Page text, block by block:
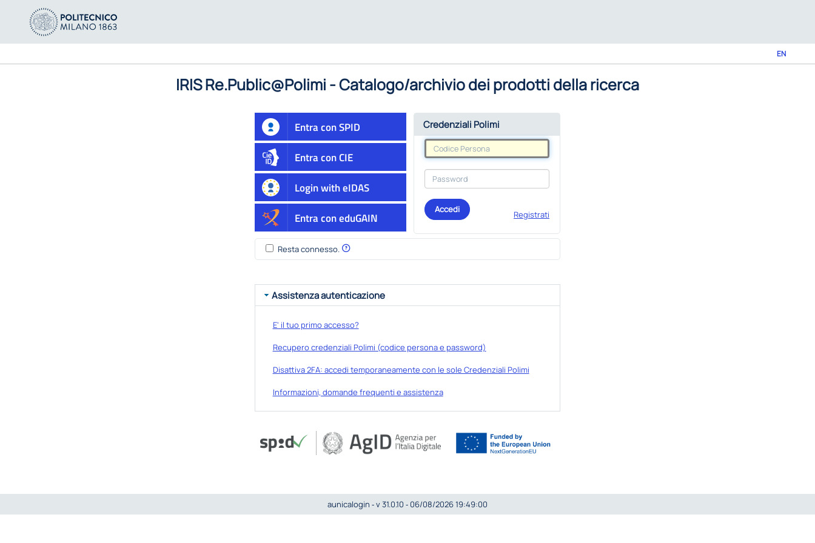
EN
IRIS Re.Public@Polimi - Catalogo/archivio dei prodotti della ricerca
Entra con SPID
Entra con CIE
Login with eIDAS
Entra con eduGAIN
Credenziali Polimi
Accedi
Registrati
Resta connesso.
Assistenza autenticazione
E' il tuo primo accesso?
Recupero credenziali Polimi (codice persona e password)
Disattiva 2FA: accedi temporaneamente con le sole Credenziali Polimi
Informazioni, domande frequenti e assistenza
aunicalogin ‐ v 31.0.10 ‐ 06/08/2026 19:49:00